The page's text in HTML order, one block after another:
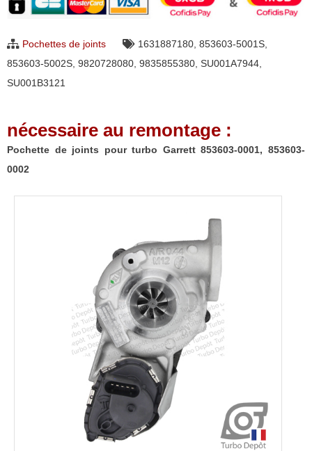
joints
turbo
853603-
0002
Pochettes de joints 1631887180, 853603-5001S,
853603-5002S, 9820728080, 9835855380, SU001A7944,
SU001B3121
nécessaire au remontage :
Pochette de joints pour turbo Garrett 853603-0001, 853603-
0002